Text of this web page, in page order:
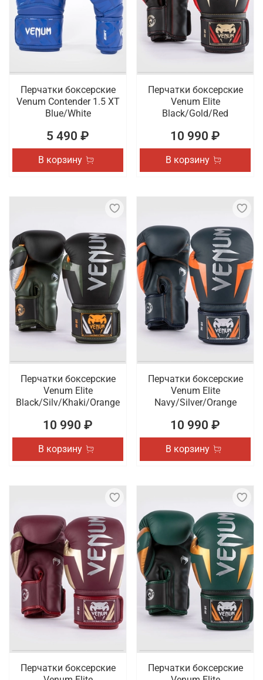
Перчатки боксерские
Venum Contender 1.5 XT
Blue/White
5 490 ₽
В корзину
Перчатки боксерские
Venum Elite
Black/Gold/Red
10 990 ₽
В корзину
Перчатки боксерские
Venum Elite
Black/Silv/Khaki/Orange
10 990 ₽
В корзину
Перчатки боксерские
Venum Elite
Navy/Silver/Orange
10 990 ₽
В корзину
Перчатки боксерские
Перчатки боксерские